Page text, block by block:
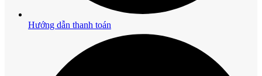
Hướng dẫn thanh toán